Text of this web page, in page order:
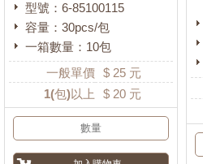
型號：6-85100115
容量：30pcs/包
一箱數量：10包
一般單價 $ 25 元
1(包)以上 $ 20 元